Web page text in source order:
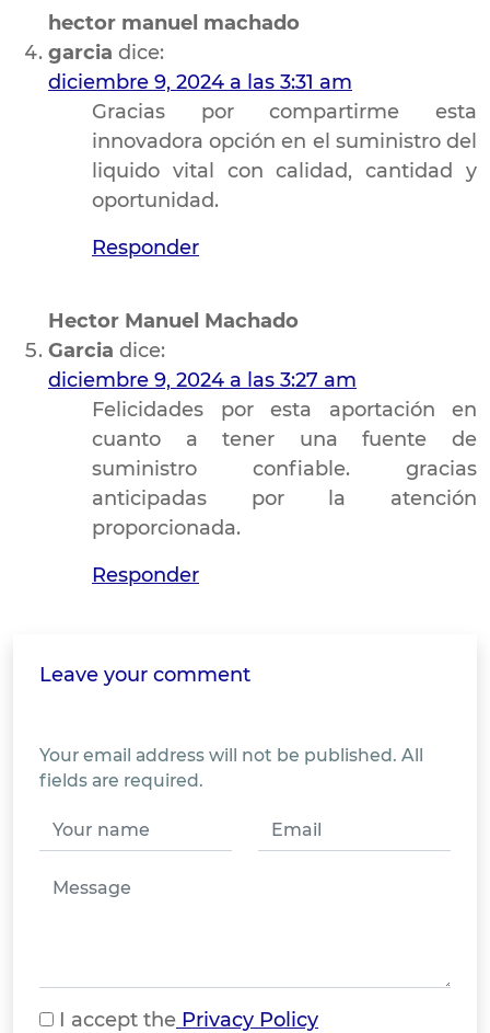
hector manuel machado
garcia dice:
diciembre 9, 2024 a las 3:31 am
Gracias por compartirme esta
innovadora opción en el suministro del
liquido vital con calidad, cantidad y
oportunidad.
Responder
Hector Manuel Machado
Garcia dice:
diciembre 9, 2024 a las 3:27 am
Felicidades por esta aportación en
cuanto a tener una fuente de
suministro confiable. gracias
anticipadas por la atención
proporcionada.
Responder
Leave your comment
Your email address will not be published. All
fields are required.
I accept the Privacy Policy